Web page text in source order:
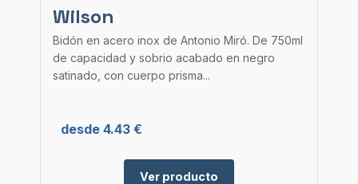
Wilson
Bidón en acero inox de Antonio Miró. De 750ml
de capacidad y sobrio acabado en negro
satinado, con cuerpo prisma...
desde 4.43 €
Ver producto